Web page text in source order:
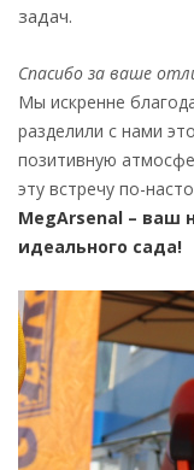
задач.
Спасибо за ваше
Мы искренне
разделили с нами
позитивную
эту встречу по-
MegArsenal – ваш
идеального сада!